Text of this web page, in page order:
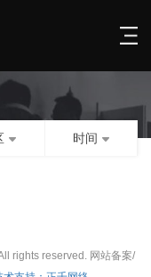
时间
rights reserved. 网站备案/